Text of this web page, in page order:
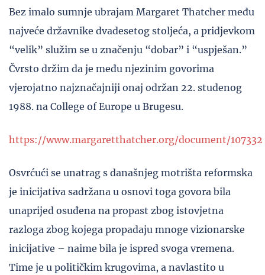
Bez imalo sumnje ubrajam Margaret Thatcher među
najveće državnike dvadesetog stoljeća, a pridjevkom
“velik” služim se u značenju “dobar” i “uspješan.”
Čvrsto držim da je među njezinim govorima
vjerojatno najznačajniji onaj održan 22. studenog
1988. na College of Europe u Brugesu.
https://www.margaretthatcher.org/document/107332
Osvrćući se unatrag s današnjeg motrišta reformska
je inicijativa sadržana u osnovi toga govora bila
unaprijed osuđena na propast zbog istovjetna
razloga zbog kojega propadaju mnoge vizionarske
inicijative – naime bila je ispred svoga vremena.
Time je u političkim krugovima, a navlastito u